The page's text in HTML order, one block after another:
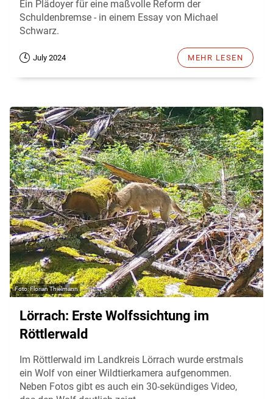
Ein Plädoyer für eine maßvolle Reform der
Schuldenbremse - in einem Essay von Michael
Schwarz.
July 2024 MEHR LESEN
Florian Thielmann
Lörrach: Erste Wolfssichtung im
Röttlerwald
Im Röttlerwald im Landkreis Lörrach wurde erstmals
ein Wolf von einer Wildtierkamera aufgenommen.
Neben Fotos gibt es auch ein 30-sekündiges Video,